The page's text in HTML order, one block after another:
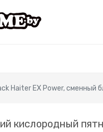
Haiter EX Power, сменный
кислородный